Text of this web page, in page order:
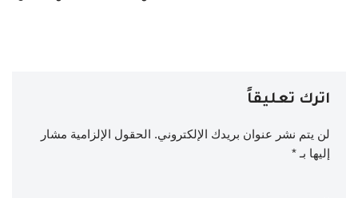
اترك تعليقاً
لن يتم نشر عنوان بريدك الإلكتروني. الحقول الإلزامية مشار
إليها بـ *